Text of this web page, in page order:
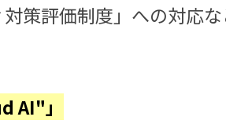
策評価制度」への対応な
AI"」